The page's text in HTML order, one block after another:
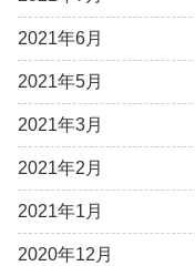
2021年6月
2021年5月
2021年3月
2021年2月
2021年1月
2020年12月